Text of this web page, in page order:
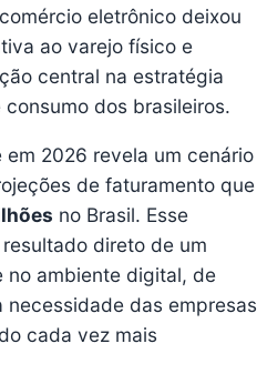
eletrônico deixou
ao varejo físico e
central na estratégia
dos brasileiros.
2026 revela um cenário
de faturamento que
no Brasil. Esse
direto de um
no ambiente digital, de
das empresas
cada vez mais